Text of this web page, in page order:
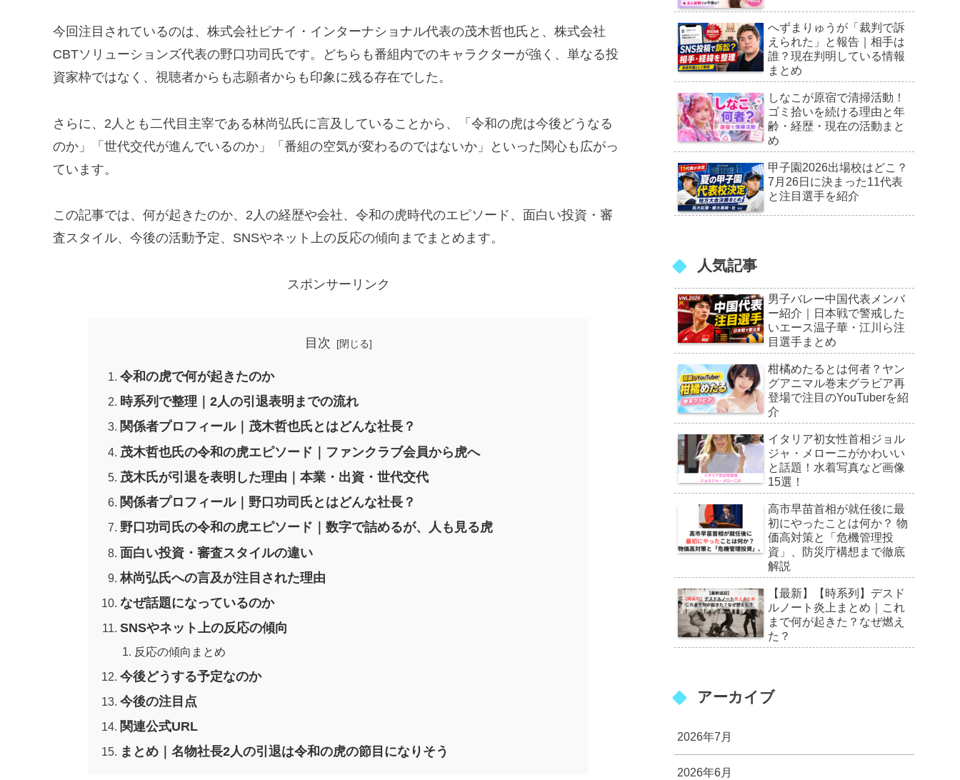
今回注目されているのは、株式会社ピナイ・インターナショナル代表の茂木哲也氏と、株式会社
CBTソリューションズ代表の野口功司氏です。どちらも番組内でのキャラクターが強く、単なる投
資家枠ではなく、視聴者からも志願者からも印象に残る存在でした。
さらに、2人とも二代目主宰である林尚弘氏に言及していることから、「令和の虎は今後どうなる
のか」「世代交代が進んでいるのか」「番組の空気が変わるのではないか」といった関心も広がっ
ています。
この記事では、何が起きたのか、2人の経歴や会社、令和の虎時代のエピソード、面白い投資・審
査スタイル、今後の活動予定、SNSやネット上の反応の傾向までまとめます。
スポンサーリンク
目次
令和の虎で何が起きたのか
時系列で整理｜2人の引退表明までの流れ
関係者プロフィール｜茂木哲也氏とはどんな社長？
茂木哲也氏の令和の虎エピソード｜ファンクラブ会員から虎へ
茂木氏が引退を表明した理由｜本業・出資・世代交代
関係者プロフィール｜野口功司氏とはどんな社長？
野口功司氏の令和の虎エピソード｜数字で詰めるが、人も見る虎
面白い投資・審査スタイルの違い
林尚弘氏への言及が注目された理由
なぜ話題になっているのか
SNSやネット上の反応の傾向
反応の傾向まとめ
今後どうする予定なのか
今後の注目点
関連公式URL
まとめ｜名物社長2人の引退は令和の虎の節目になりそう
へずまりゅうが「裁判で訴
えられた」と報告｜相手は
誰？現在判明している情報
まとめ
しなこが原宿で清掃活動！
ゴミ拾いを続ける理由と年
齢・経歴・現在の活動まと
め
甲子園2026出場校はどこ？
7月26日に決まった11代表
と注目選手を紹介
人気記事
男子バレー中国代表メンバ
ー紹介｜日本戦で警戒した
いエース温子華・江川ら注
目選手まとめ
柑橘めたるとは何者？ヤン
グアニマル巻末グラビア再
登場で注目のYouTuberを紹
介
イタリア初女性首相ジョル
ジャ・メローニがかわいい
と話題！水着写真など画像
15選！
高市早苗首相が就任後に最
初にやったことは何か？ 物
価高対策と「危機管理投
資」、防災庁構想まで徹底
解説
【最新】【時系列】デスド
ルノート炎上まとめ｜これ
まで何が起きた？なぜ燃え
た？
アーカイブ
2026年7月
2026年6月